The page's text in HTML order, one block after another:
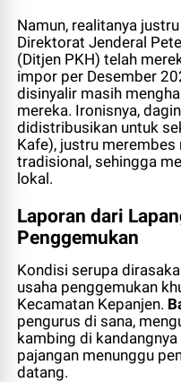
Namun, realitanya
Direktorat Jenderal
(Ditjen PKH) telah
impor per Desember
disinyalir masih
mereka. Ironisnya,
didistribusikan untuk
Kafe), justru
tradisional, sehingga
lokal.
Laporan dari
Penggemukan
Kondisi serupa
usaha penggemukan
Kecamatan Kepanjen.
pengurus di sana,
kambing di
pajangan menunggu
datang.